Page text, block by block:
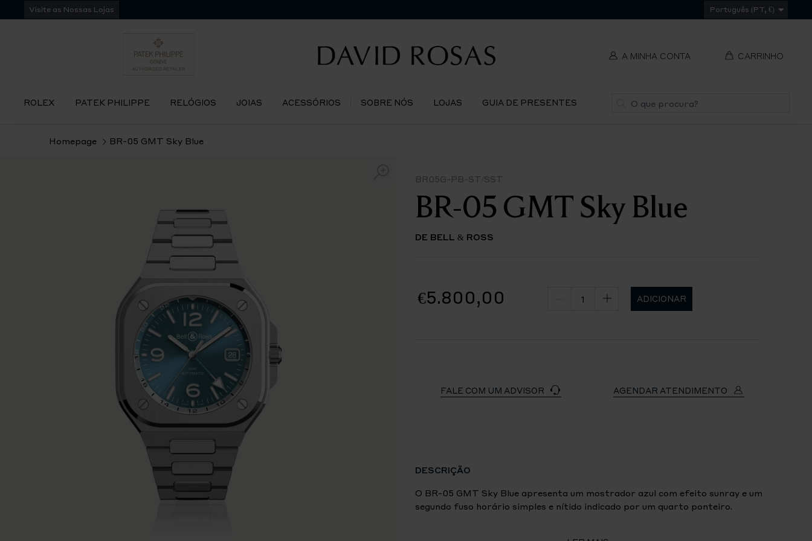
para
Visite as Nossas Lojas Português (PT, €)
A MINHA CONTA CARRINHO
ROLEX PATEK PHILIPPE RELÓGIOS JOIAS ACESSÓRIOS SOBRE NÓS LOJAS GUIA DE PRESENTES Pesquisa
Homepage BR-05 GMT Sky Blue
BR05G-PB-ST/SST
BR-05 GMT Sky Blue
DE BELL & ROSS
€5.800,00 ADICIONAR
FALE COM UM ADVISOR AGENDAR ATENDIMENTO
DESCRIÇÃO
O BR-05 GMT Sky Blue apresenta um mostrador azul com efeito sunray e um
segundo fuso horário simples e nítido indicado por um quarto ponteiro.